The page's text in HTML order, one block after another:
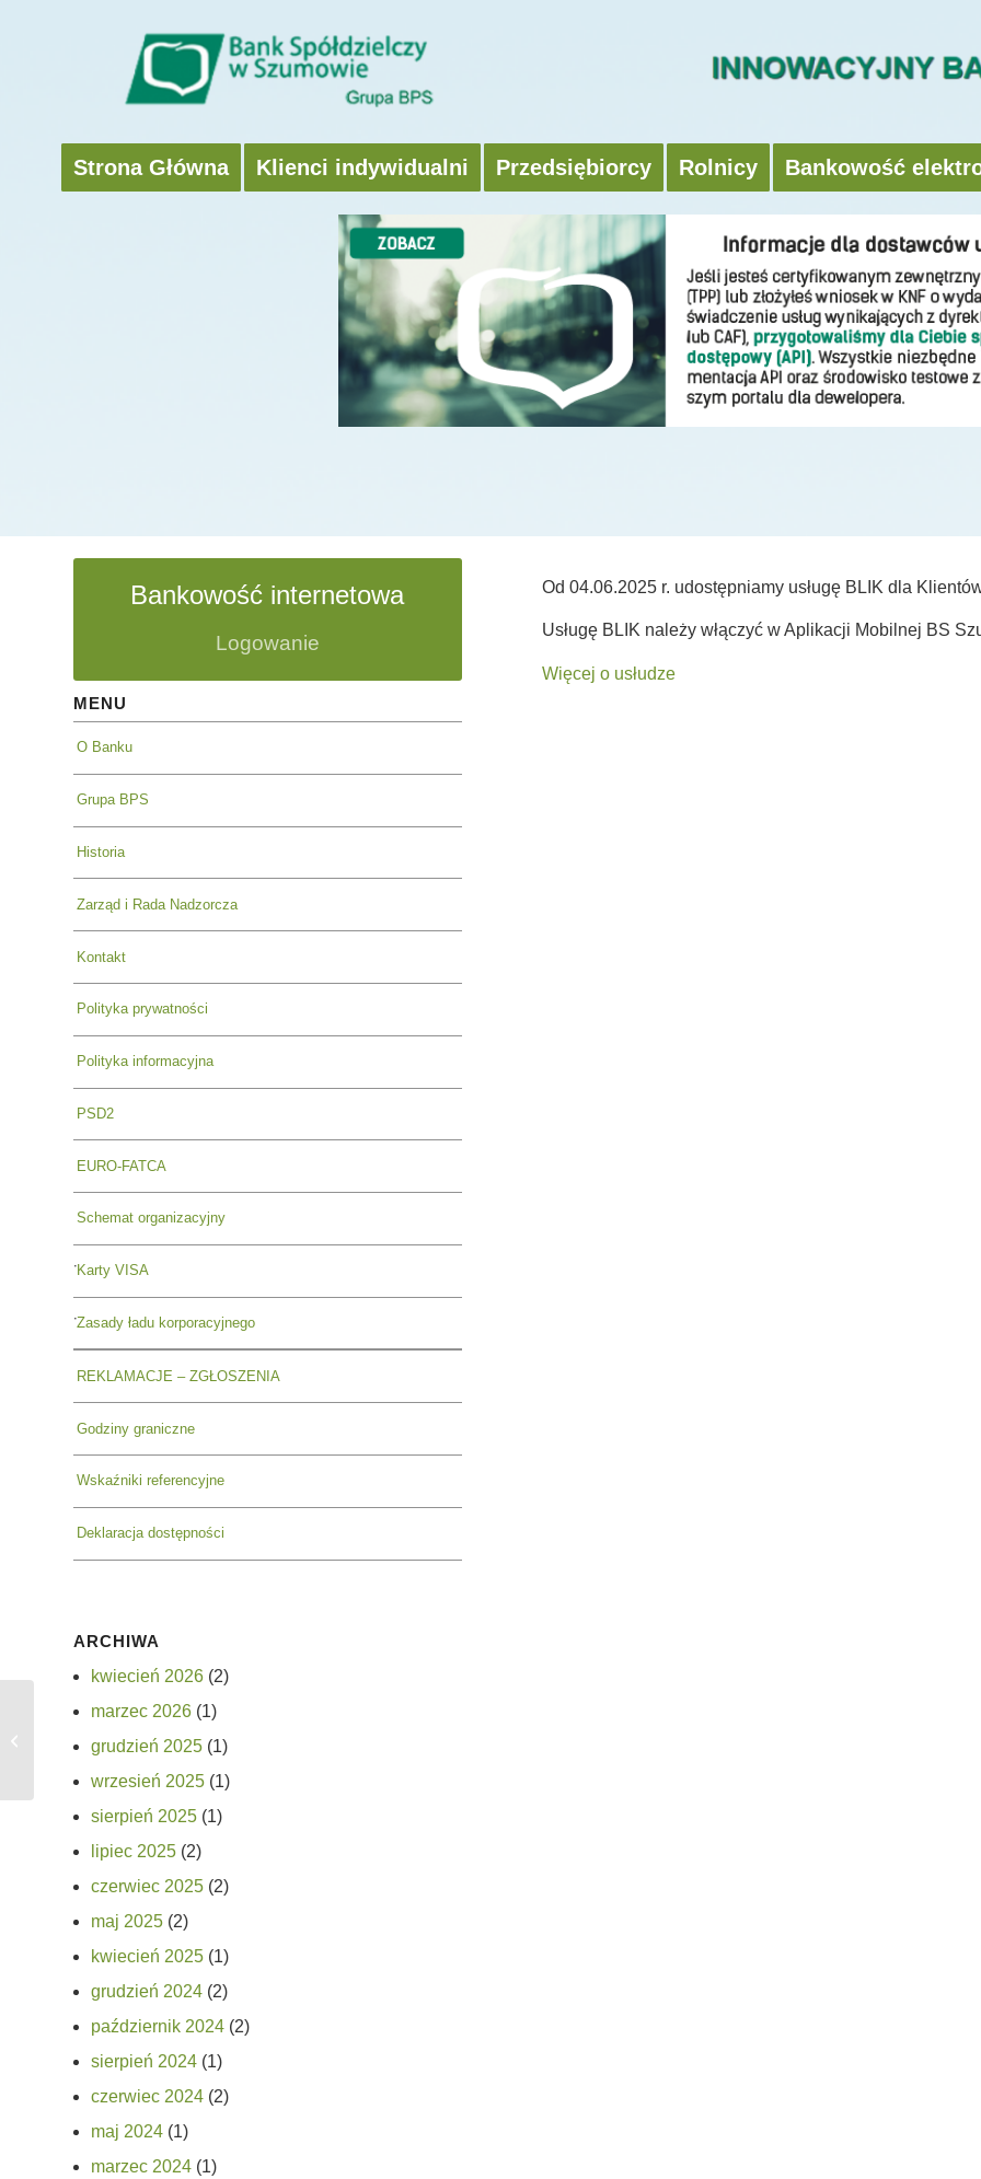
Strona Główna Klienci indywidualni Przedsiębiorcy Rolnicy Bankowość
Bankowość internetowa
Logowanie
MENU
O Banku
Grupa BPS
Historia
Zarząd i Rada Nadzorcza
Kontakt
Polityka prywatności
Polityka informacyjna
PSD2
EURO-FATCA
Schemat organizacyjny
Karty VISA
Zasady ładu korporacyjnego
REKLAMACJE – ZGŁOSZENIA
Godziny graniczne
Wskaźniki referencyjne
Deklaracja dostępności
ARCHIWA
kwiecień 2026 (2)
marzec 2026 (1)
grudzień 2025 (1)
wrzesień 2025 (1)
sierpień 2025 (1)
lipiec 2025 (2)
czerwiec 2025 (2)
maj 2025 (2)
kwiecień 2025 (1)
grudzień 2024 (2)
październik 2024 (2)
sierpień 2024 (1)
czerwiec 2024 (2)
maj 2024 (1)
marzec 2024 (1)
Od 04.06.2025 r. udostępniamy usługę BLIK dla
Usługę BLIK należy włączyć w Aplikacji Mobilnej BS
Więcej o usłudze
Zawiadomienie